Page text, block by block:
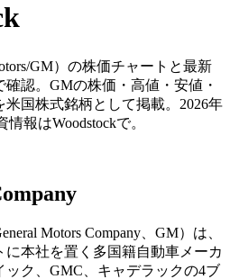
GM）の株価チャートと最新
認。GMの株価・高値・安値・
国株式銘柄として掲載。2026年
報はWoodstockで。
Motors Company、GM）は、
本社を置く多国籍自動車メーカ
ク、GMC、キャデラックの4ブ